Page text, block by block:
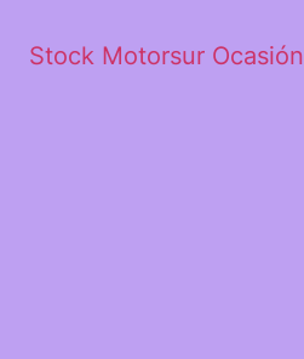
Stock Motorsur Ocasión